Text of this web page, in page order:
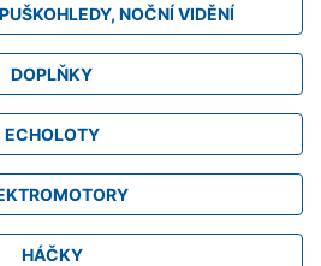
NOČNÍ VIDĚNÍ
DOPLŇKY
ECHOLOTY
HÁČKY